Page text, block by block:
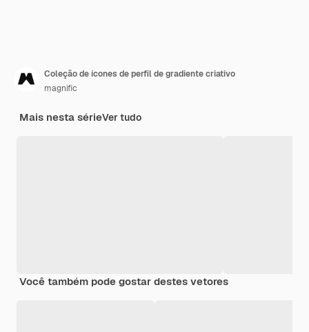
Coleção de ícones de perfil de gradiente criativo
magnific
Mais nesta sérieVer tudo
Você também pode gostar destes vetores